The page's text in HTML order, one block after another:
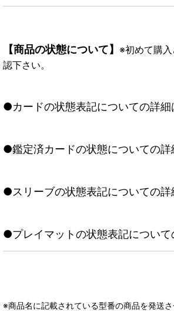
【商品の状態について】 ※初めて購
認下さい。
●カードの状態表記についての詳細
●鑑定済カードの状態についての詳
●スリーブの状態表記についての詳
●プレイマットの状態表記について
※商品名に記載されている型番の商品を発送